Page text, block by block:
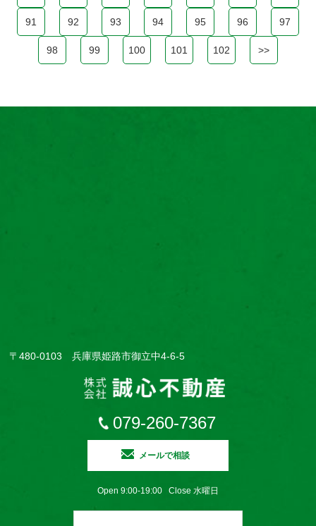
91 92 93 94 95 96 97
98 99 100 101 102 >>
079-260-7367
メールで相談
Open 9:00-19:00 Close 水曜日
〒480-0103 兵庫県姫路市御立中4-6-5